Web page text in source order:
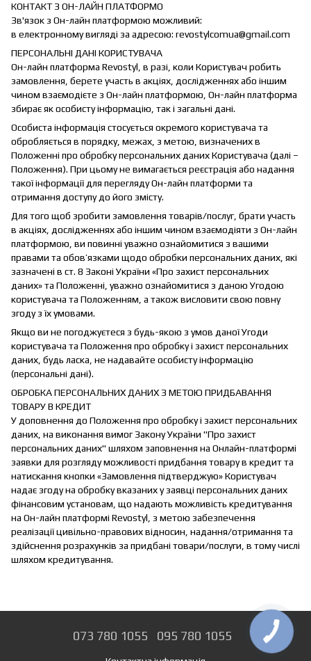
КОНТАКТ З ОН-ЛАЙН ПЛАТФОРМО
Зв'язок з Он-лайн платформою можливий:
в електронному вигляді за адресою: revostylcomua@gmail.com
ПЕРСОНАЛЬНІ ДАНІ КОРИСТУВАЧА
Он-лайн платформа Revostyl, в разі, коли Користувач робить
замовлення, берете участь в акціях, дослідженнях або іншим
чином взаємодієте з Он-лайн платформою, Он-лайн платформа
збирає як особисту інформацію, так і загальні дані.
Особиста інформація стосується окремого користувача та
обробляється в порядку, межах, з метою, визначених в
Положенні про обробку персональних даних Користувача (далі –
Положення). При цьому не вимагається реєстрація або надання
такої інформації для перегляду Он-лайн платформи та
отримання доступу до його змісту.
Для того щоб зробити замовлення товарів/послуг, брати участь
в акціях, дослідженнях або іншим чином взаємодіяти з Он-лайн
платформою, ви повинні уважно ознайомитися з вашими
правами та обов’язками щодо обробки персональних даних, які
зазначені в ст. 8 Законі України «Про захист персональних
даних» та Положенні, уважно ознайомитися з даною Угодою
користувача та Положенням, а також висловити свою повну
згоду з їх умовами.
Якщо ви не погоджуєтеся з будь-якою з умов даної Угоди
користувача та Положення про обробку і захист персональних
даних, будь ласка, не надавайте особисту інформацію
(персональні дані).
ОБРОБКА ПЕРСОНАЛЬНИХ ДАНИХ З МЕТОЮ ПРИДБАВАННЯ
ТОВАРУ В КРЕДИТ
У доповнення до Положення про обробку і захист персональних
даних, на виконання вимог Закону України "Про захист
персональних даних" шляхом заповнення на Онлайн-платформі
заявки для розгляду можливості придбання товару в кредит та
натискання кнопки «Замовлення підтверджую» Користувач
надає згоду на обробку вказаних у заявці персональних даних
фінансовим установам, що надають можливість кредитування
на Он-лайн платформі Revostyl, з метою забезпечення
реалізації цивільно-правових відносин, надання/отримання та
здійснення розрахунків за придбані товари/послуги, в тому числі
шляхом кредитування.
073 780 1055 095 780 1055